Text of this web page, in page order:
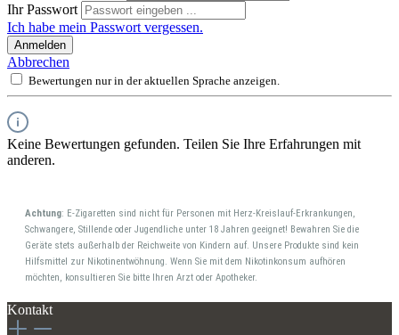
Ihr Passwort
Ich habe mein Passwort vergessen.
Anmelden
Abbrechen
Bewertungen nur in der aktuellen Sprache anzeigen.
Keine Bewertungen gefunden. Teilen Sie Ihre Erfahrungen mit
anderen.
Achtung: E-Zigaretten sind nicht für Personen mit Herz-Kreislauf-Erkrankungen,
Schwangere, Stillende oder Jugendliche unter 18 Jahren geeignet! Bewahren Sie die
Geräte stets außerhalb der Reichweite von Kindern auf. Unsere Produkte sind kein
Hilfsmittel zur Nikotinentwöhnung. Wenn Sie mit dem Nikotinkonsum aufhören
möchten, konsultieren Sie bitte Ihren Arzt oder Apotheker.
Kontakt